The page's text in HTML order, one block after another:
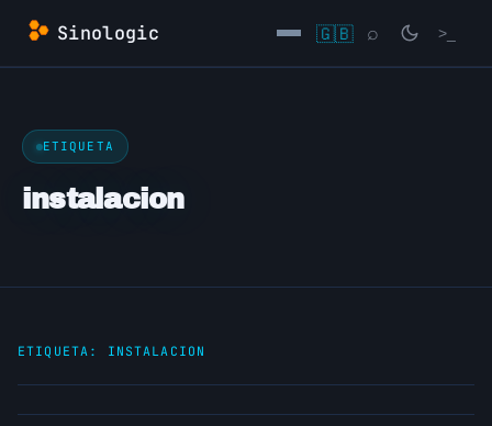
Saltar
contenido
Sinologic 🇬🇧 ⌕ >_
ETIQUETA
instalacion
ETIQUETA: INSTALACION